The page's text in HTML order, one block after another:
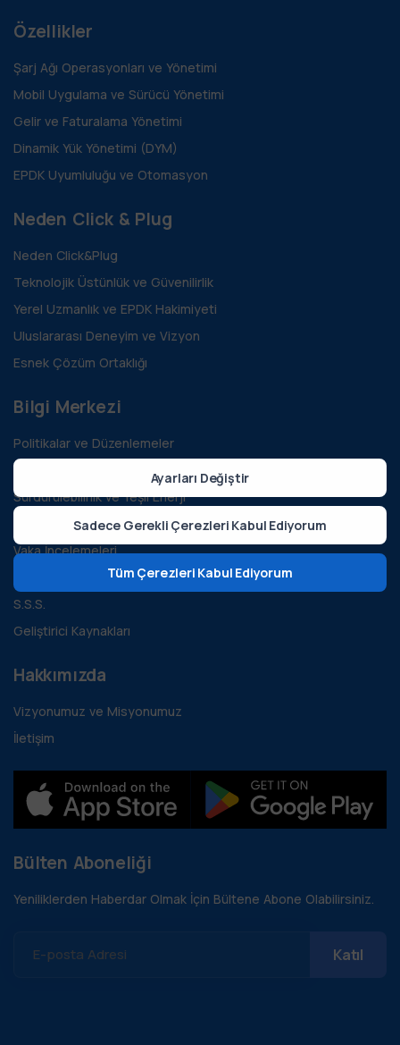
Özellikler
Şarj Ağı Operasyonları ve Yönetimi
Mobil Uygulama ve Sürücü Yönetimi
Gelir ve Faturalama Yönetimi
Dinamik Yük Yönetimi (DYM)
EPDK Uyumluluğu ve Otomasyon
Neden Click & Plug
Neden Click&Plug
Teknolojik Üstünlük ve Güvenilirlik
Yerel Uzmanlık ve EPDK Hakimiyeti
Uluslararası Deneyim ve Vizyon
Esnek Çözüm Ortaklığı
Bilgi Merkezi
Politikalar ve Düzenlemeler
Teknoloji ve Yenilik
Sürdürülebilirlik ve Yeşil Enerji
Tüm Bloglar
Vaka İncelemeleri
Kılavuzlar ve Dökümanlar
S.S.S.
Geliştirici Kaynakları
Hakkımızda
Vizyonumuz ve Misyonumuz
İletişim
Bülten Aboneliği
Yeniliklerden Haberdar Olmak İçin Bültene Abone Olabilirsiniz.
E-posta Adresi
Ayarları Değiştir
Sadece Gerekli Çerezleri Kabul Ediyorum
Tüm Çerezleri Kabul Ediyorum